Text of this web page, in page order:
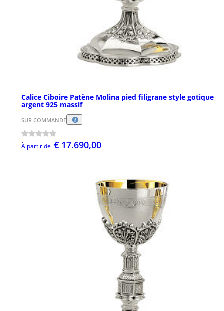
Calice Ciboire Patène Molina pied filigrane style gotique
argent 925 massif
SUR COMMANDE
À partir de € 17.690,00